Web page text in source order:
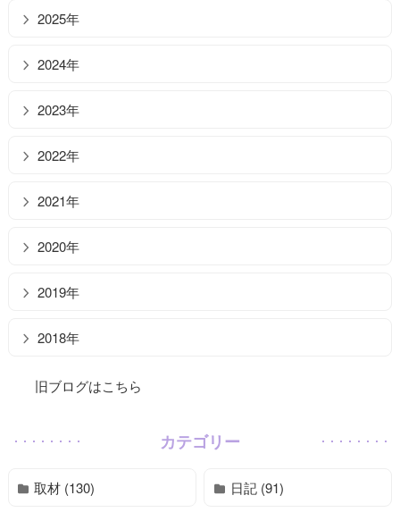
2025年
2024年
2023年
2022年
2021年
2020年
2019年
2018年
旧ブログはこちら
カテゴリー
取材 (130) 日記 (91)